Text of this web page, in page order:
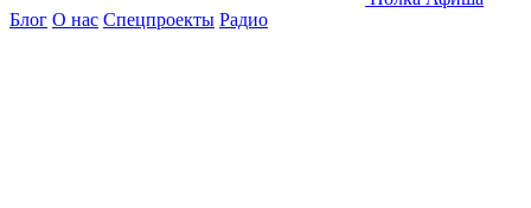
Блог О нас Спецпроекты Радио